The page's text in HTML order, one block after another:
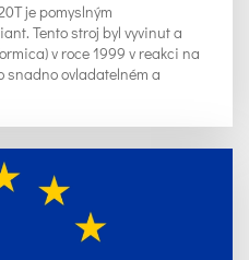
je pomyslným
Tento stroj byl vyvinut a
v roce 1999 v reakci na
snadno ovladatelném a